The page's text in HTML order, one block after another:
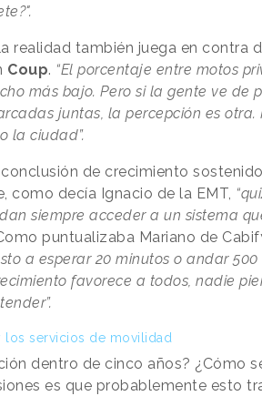
realidad también juega en contra
Coup. “El porcentaje entre motos
más bajo. Pero si la gente ve de
juntas, la percepción es otra.
la ciudad”.
de crecimiento
como decía Ignacio de la EMT,
siempre acceder a un sistema
puntualizaba Mariano de
a esperar 20 minutos o andar
favorece a todos, nadie
los servicios de movilidad
dentro de cinco años? ¿Cómo
es que probablemente esto